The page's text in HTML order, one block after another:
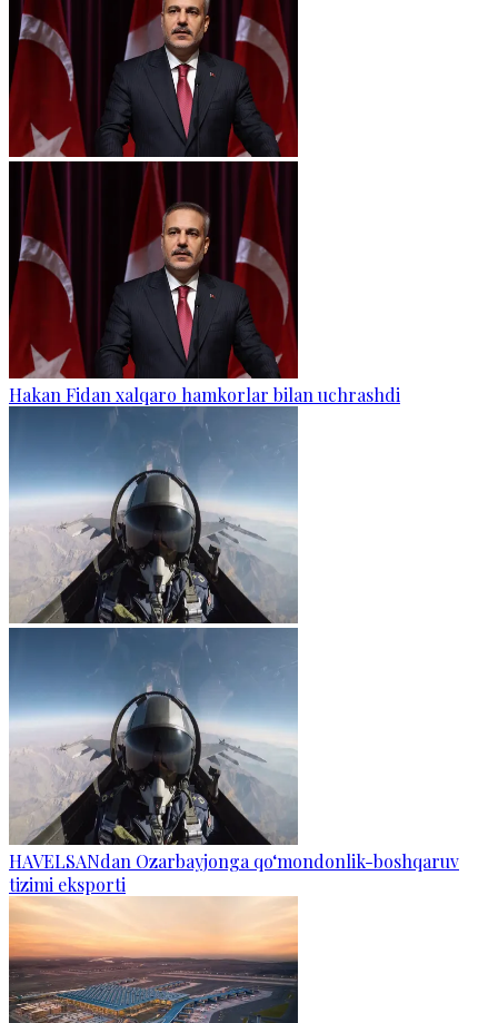
Hakan Fidan xalqaro hamkorlar bilan uchrashdi
HAVELSANdan Ozarbayjonga qo‘mondonlik-boshqaruv
tizimi eksporti